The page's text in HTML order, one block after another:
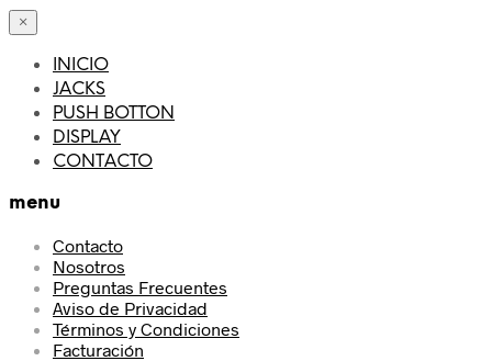
×
INICIO
JACKS
PUSH BOTTON
DISPLAY
CONTACTO
menu
Contacto
Nosotros
Preguntas Frecuentes
Aviso de Privacidad
Términos y Condiciones
Facturación